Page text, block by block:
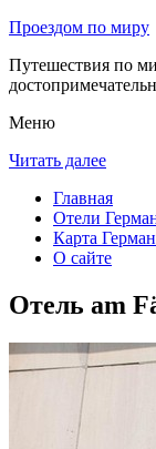
Проездом по миру
Путешествия по
Меню
Читать далее
Главная
Отели
Карта
О сайте
Отель am